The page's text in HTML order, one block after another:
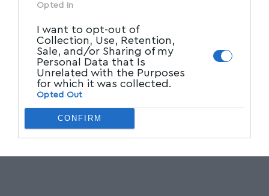
Opted In
I want to opt-out of
Collection, Use, Retention,
Sale, and/or Sharing of my
Personal Data that Is
Unrelated with the Purposes
for which it was collected.
Opted Out
CONFIRM